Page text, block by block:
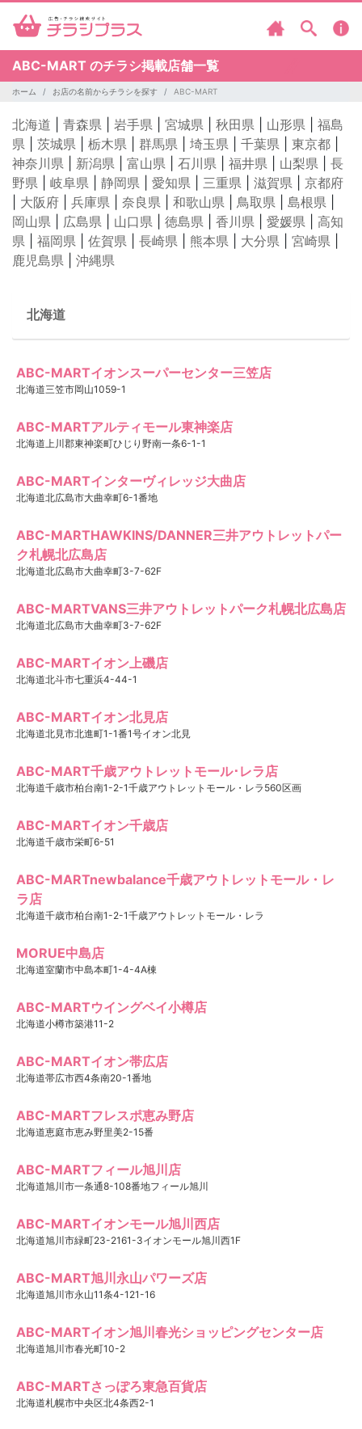
ABC-MART のチラシ掲載店舗一覧
ホーム お店の名前からチラシを探す ABC-MART
北海道 青森県 岩手県 宮城県 秋田県 山形県
福島
県
茨城県 栃木県 群馬県 埼玉県 千葉県 東京都
神奈川県
新潟県 富山県 石川県 福井県 山梨県
長
野県
岐阜県 静岡県 愛知県 三重県 滋賀県
京都府
大阪府 兵庫県 奈良県 和歌山県 鳥取県 島根県
岡山県
広島県 山口県 徳島県 香川県 愛媛県
高知
県
福岡県 佐賀県 長崎県 熊本県 大分県 宮崎県
鹿児島県
沖縄県
北海道
ABC-MARTイオンスーパーセンター三笠店
北海道三笠市岡山1059-1
ABC-MARTアルティモール東神楽店
北海道上川郡東神楽町ひじり野南一条6-1-1
ABC-MARTインターヴィレッジ大曲店
北海道北広島市大曲幸町6-1番地
ABC-MARTHAWKINS/DANNER三井アウトレットパー
ク札幌北広島店
北海道北広島市大曲幸町3-7-62F
ABC-MARTVANS三井アウトレットパーク札幌北広島店
北海道北広島市大曲幸町3-7-62F
ABC-MARTイオン上磯店
北海道北斗市七重浜4-44-1
ABC-MARTイオン北見店
北海道北見市北進町1-1番1号イオン北見
ABC-MART千歳アウトレットモール･レラ店
北海道千歳市柏台南1-2-1千歳アウトレットモール・レラ560区画
ABC-MARTイオン千歳店
北海道千歳市栄町6-51
ABC-MARTnewbalance千歳アウトレットモール・レ
ラ店
北海道千歳市柏台南1-2-1千歳アウトレットモール・レラ
MORUE中島店
北海道室蘭市中島本町1-4-4A棟
ABC-MARTウイングベイ小樽店
北海道小樽市築港11-2
ABC-MARTイオン帯広店
北海道帯広市西4条南20-1番地
ABC-MARTフレスポ恵み野店
北海道恵庭市恵み野里美2-15番
ABC-MARTフィール旭川店
北海道旭川市一条通8-108番地フィール旭川
ABC-MARTイオンモール旭川西店
北海道旭川市緑町23-2161-3イオンモール旭川西1F
ABC-MART旭川永山パワーズ店
北海道旭川市永山11条4-121-16
ABC-MARTイオン旭川春光ショッピングセンター店
北海道旭川市春光町10-2
ABC-MARTさっぽろ東急百貨店
北海道札幌市中央区北4条西2-1